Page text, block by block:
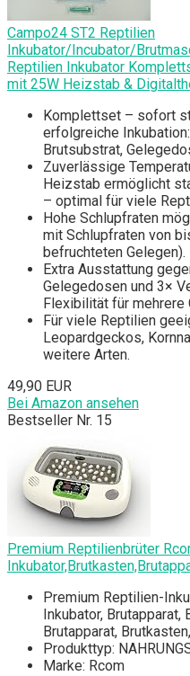
Campo24 ST2 Reptilien
Inkubator/Incubator/
Reptilien Inkubator
mit 25W Heizstab &
Komplettset – sofort
erfolgreiche
Brutsubstrat,
Zuverlässige
Heizstab ermöglicht
– optimal für viele
Hohe Schlupfraten
mit Schlupfraten von
befruchteten Gelegen).
Extra Ausstattung
Gelegedosen und 3×
Flexibilität für mehrere
Für viele Reptilien
Leopardgeckos,
weitere Arten.
49,90 EUR
Bei Amazon ansehen
Bestseller Nr. 15
Premium Reptilienbrüter
Premium Reptilien-
Inkubator,
Brutapparat,
Produkttyp:
Marke: Rcom